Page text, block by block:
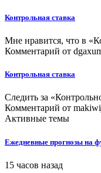
Контрольная ставка
Мне нравится, что в
Комментарий от
Контрольная ставка
Следить за
Комментарий от
Активные темы
Ежедневные прогнозы на
15 часов назад